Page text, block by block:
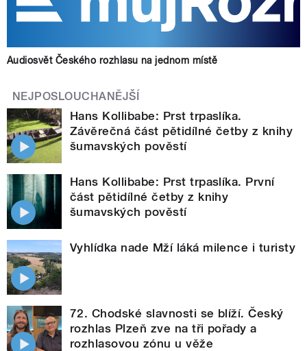
Audiosvět Českého rozhlasu na jednom místě
NEJPOSLOUCHANĚJŠÍ
Hans Kollibabe: Prst trpaslíka.
Závěrečná část pětidílné četby z knihy
šumavských pověstí
Hans Kollibabe: Prst trpaslíka. První
část pětidílné četby z knihy
šumavských pověstí
Vyhlídka nade Mží láká milence i turisty
72. Chodské slavnosti se blíží. Český
rozhlas Plzeň zve na tři pořady a
rozhlasovou zónu u věže